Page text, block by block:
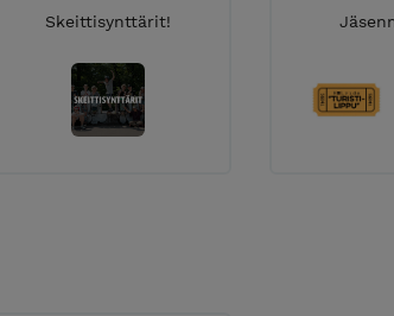
Skeittisynttärit!